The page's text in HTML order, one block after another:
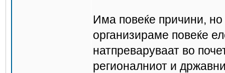
Има повеќе причини,
организираме повеќе
натпреваруваат во
регионалниот и